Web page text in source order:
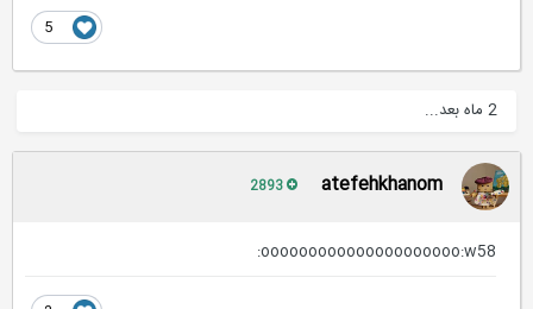
atefehkhanom
ooooooooooooooooooooo:w58: